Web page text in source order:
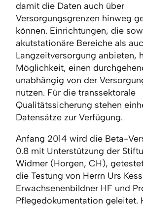
damit die Daten auch über
Versorgungsgrenzen hinweg
können. Einrichtungen, die
akutstationäre Bereiche als
Langzeitversorgung anbieten,
Möglichkeit, einen
unabhängig von der
nutzen. Für die transsektorale
Qualitätssicherung stehen
Datensätze zur Verfügung.
Anfang 2014 wird die Beta-
0.8 mit Unterstützung der
Widmer (Horgen, CH),
die Testung von Herrn Urs
Erwachsenenbildner HF und
Pflegedokumentation geleitet.